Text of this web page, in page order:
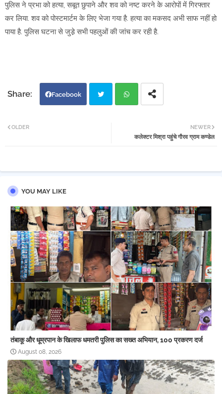
पुलिस ने प्रभा को हत्या, सबूत छुपाने और शव को नष्ट करने के आरोपों में गिरफ्तार
कर लिया. शव को पोस्टमार्टम के लिए भेजा गया है. हत्या का मकसद अभी साफ नहीं हो
पाया है. पुलिस घटना से जुडे़ सभी पहलुओं की जांच कर रही है.
Facebook
NEWER
कलेक्टर मिश्रा पहुंचे गौरव ग्राम कण्डेल
OLDER
YOU MAY LIKE
तंबाकू और धूम्रपान के खिलाफ धमतरी पुलिस का सख्त अभियान, 100 प्रकरण दर्ज
August 08, 2026